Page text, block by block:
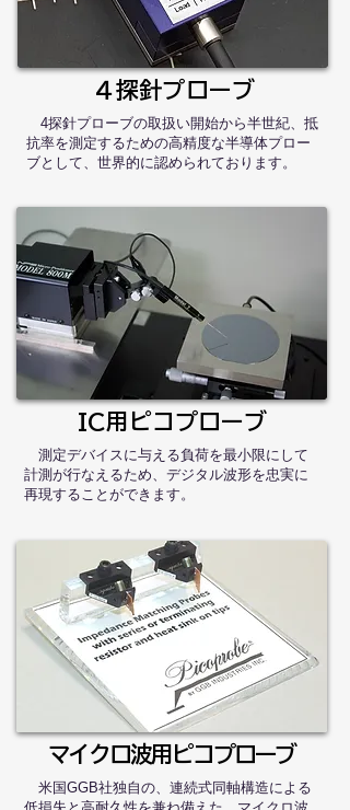
​４探針プローブ
4探針プローブの取扱い開始から半世紀、抵
抗率を測定するための高精度な半導体プロー
ブとして、世界的に認められております。
IC用ピコプローブ
測定デバイスに与える負荷を最小限にして
計測が行なえるため、デジタル波形を忠実に
再現することができます。
マイクロ波用ピコプローブ
米国GGB社独自の、連続式同軸構造による